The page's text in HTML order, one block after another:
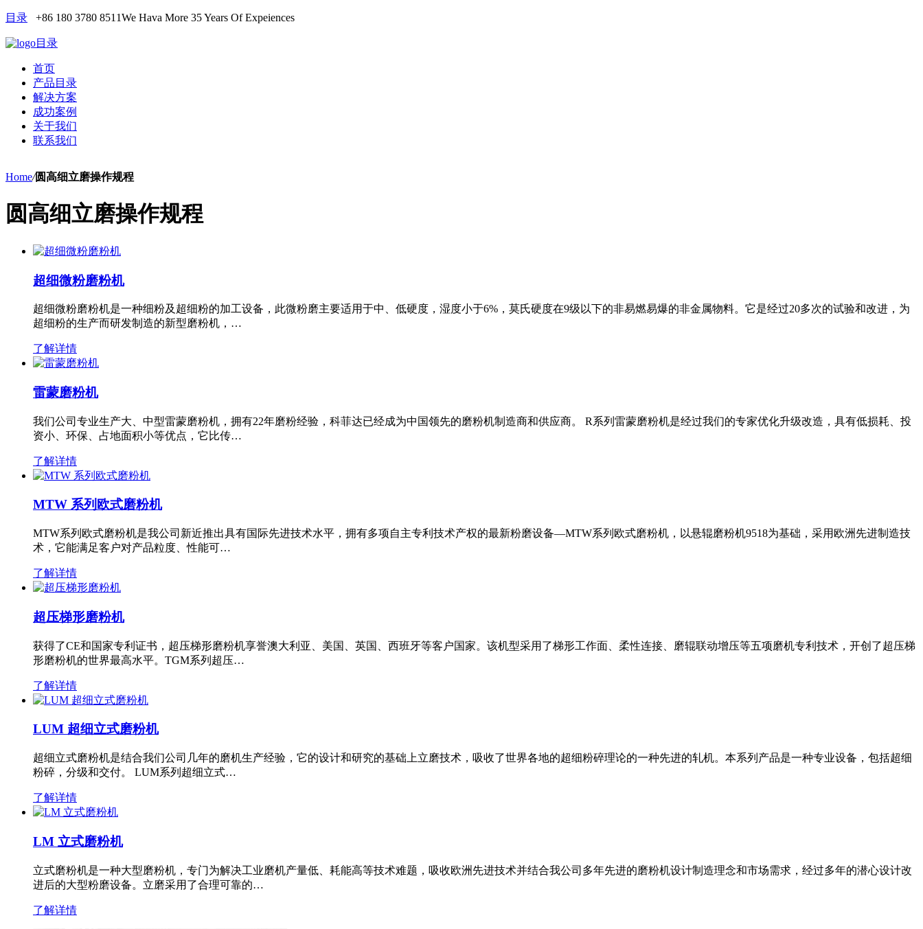
目录 +86 180 3780 8511We Hava More 35 Years Of Expeiences
目录
首页
产品目录
解决方案
成功案例
关于我们
联系我们
Home/圆高细立磨操作规程
圆高细立磨操作规程
超细微粉磨粉机
超细微粉磨粉机是一种细粉及超细粉的加工设备，此微粉磨主要适用于中、低硬度，湿度小于6%，莫氏硬度在9级以下的非易燃易爆的非金属物料。它是经过20多次的试验和改进，为
超细粉的生产而研发制造的新型磨粉机，…
了解详情
雷蒙磨粉机
我们公司专业生产大、中型雷蒙磨粉机，拥有22年磨粉经验，科菲达已经成为中国领先的磨粉机制造商和供应商。 R系列雷蒙磨粉机是经过我们的专家优化升级改造，具有低损耗、投
资小、环保、占地面积小等优点，它比传…
了解详情
MTW 系列欧式磨粉机
MTW系列欧式磨粉机是我公司新近推出具有国际先进技术水平，拥有多项自主专利技术产权的最新粉磨设备—MTW系列欧式磨粉机，以悬辊磨粉机9518为基础，采用欧洲先进制造技
术，它能满足客户对产品粒度、性能可…
了解详情
超压梯形磨粉机
获得了CE和国家专利证书，超压梯形磨粉机享誉澳大利亚、美国、英国、西班牙等客户国家。该机型采用了梯形工作面、柔性连接、磨辊联动增压等五项磨机专利技术，开创了超压梯
形磨粉机的世界最高水平。TGM系列超压…
了解详情
LUM 超细立式磨粉机
超细立式磨粉机是结合我们公司几年的磨机生产经验，它的设计和研究的基础上立磨技术，吸收了世界各地的超细粉碎理论的一种先进的轧机。本系列产品是一种专业设备，包括超细
粉碎，分级和交付。 LUM系列超细立式…
了解详情
LM 立式磨粉机
立式磨粉机是一种大型磨粉机，专门为解决工业磨机产量低、耗能高等技术难题，吸收欧洲先进技术并结合我公司多年先进的磨粉机设计制造理念和市场需求，经过多年的潜心设计改
进后的大型粉磨设备。立磨采用了合理可靠的…
了解详情